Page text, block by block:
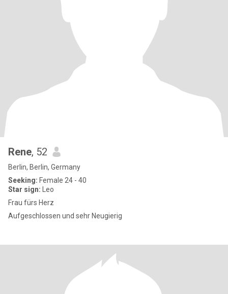
Rene, 52
Berlin, Berlin, Germany
Seeking: Female 24 - 40
Star sign: Leo
Frau fürs Herz
Aufgeschlossen und sehr Neugierig